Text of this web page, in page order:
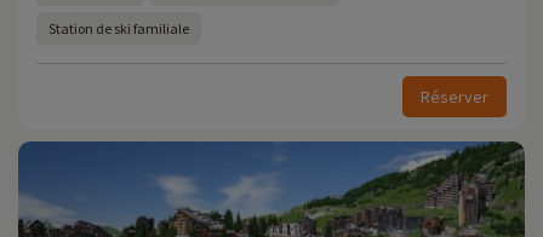
Station de ski familiale
Réserver